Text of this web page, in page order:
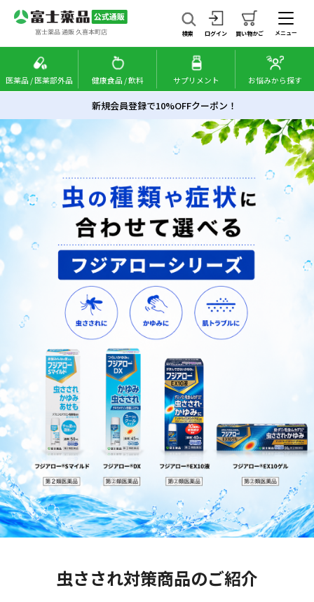
検索 ログイン 買い物かご メニュー
医薬品 / 医薬部外品 健康食品 / 飲料 サプリメント お悩みから探す
新規会員登録で10%OFFクーポン！
虫さされ対策商品のご紹介